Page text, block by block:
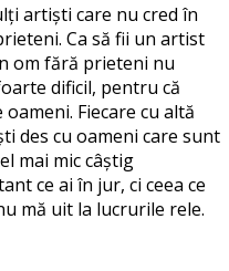
artiști care nu cred în
Ca să fii un artist
om fără prieteni nu
dificil, pentru că
Fiecare cu altă
des cu oameni care sunt
mai mic câștig
ce ai în jur, ci ceea ce
mă uit la lucrurile rele.